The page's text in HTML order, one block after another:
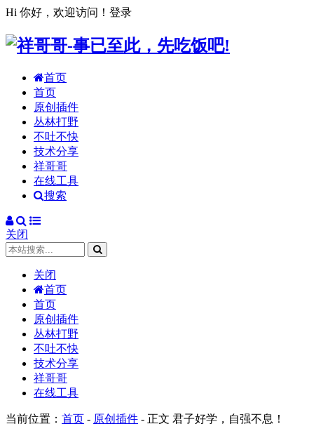
Hi 你好，欢迎访问！ 登录
首页
首页
原创插件
丛林打野
不吐不快
技术分享
祥哥哥
在线工具
搜索
关闭
关闭
首页
首页
原创插件
丛林打野
不吐不快
技术分享
祥哥哥
在线工具
当前位置： 首页 - 原创插件 - 正文 君子好学，自强不息！